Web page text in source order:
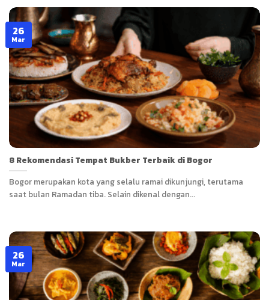
8 Rekomendasi Tempat Bukber Terbaik di Bogor
Bogor merupakan kota yang selalu ramai dikunjungi, terutama
saat bulan Ramadan tiba. Selain dikenal dengan...
26
Mar
26
Mar